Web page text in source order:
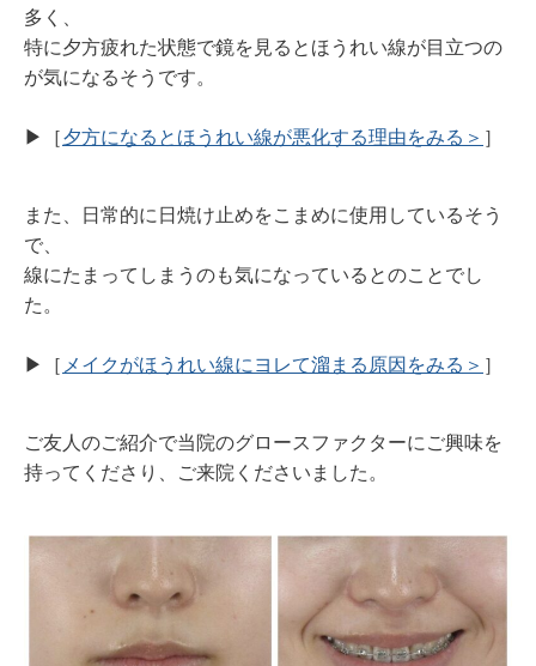
多く、
特に夕方疲れた状態で鏡を見るとほうれい線が目立つの
が気になるそうです。
▶︎［夕方になるとほうれい線が悪化する理由をみる＞ ］
また、日常的に日焼け止めをこまめに使用しているそう
で、
線にたまってしまうのも気になっているとのことでし
た。
▶︎［ メイクがほうれい線にヨレて溜まる原因をみる＞ ］
ご友人のご紹介で当院のグロースファクターにご興味を
持ってくださり、ご来院くださいました。